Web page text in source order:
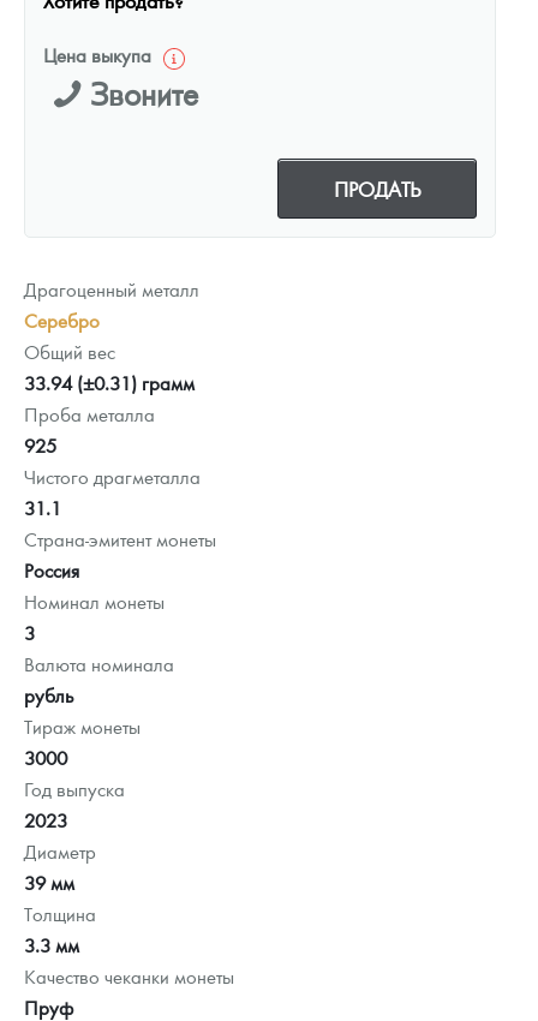
Цена выкупа
Звоните
ПРОДАТЬ
Драгоценный металл
Серебро
Общий вес
33.94 (±0.31) грамм
Проба металла
925
Чистого драгметалла
31.1
Страна-эмитент монеты
Россия
Номинал монеты
3
Валюта номинала
рубль
Тираж монеты
3000
Год выпуска
2023
Диаметр
39 мм
Толщина
3.3 мм
Качество чеканки монеты
Пруф